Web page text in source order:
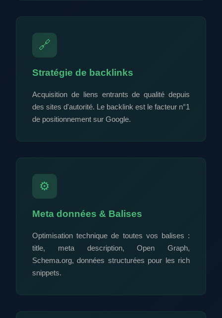
🔗
Stratégie de backlinks
Acquisition de liens entrants de qualité depuis
des sites d'autorité. Le backlink est le facteur n°1
de positionnement sur Google.
⚙️
Meta données & Balises
Optimisation technique de toutes vos balises :
title, meta description, Open Graph,
Schema.org, données structurées pour les rich
snippets.